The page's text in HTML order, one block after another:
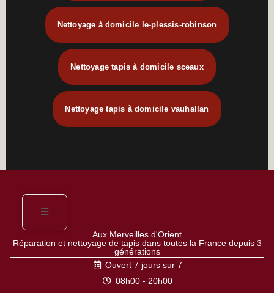
Nettoyage à domicile le-plessis-robinson
Nettoyage tapis à domicile sceaux
Nettoyage tapis à domicile vauhallan
Aux Merveilles d'Orient
Réparation et nettoyage de tapis dans toutes la France depuis 3
générations
Ouvert 7 jours sur 7
08h00 - 20h00